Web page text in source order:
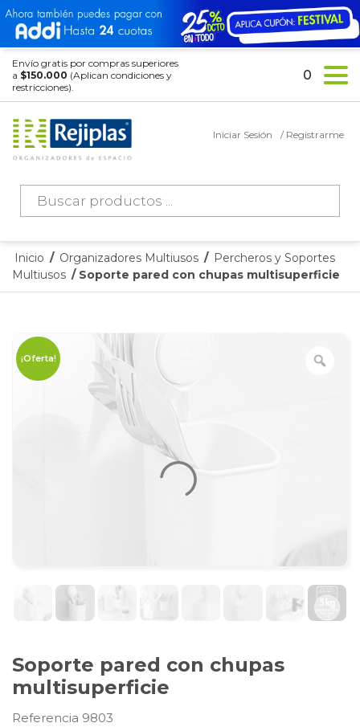
Envío gratis por compras superiores
a $150.000 (Aplican condiciones y
restricciones).
Búsqueda
productos
Iniciar Sesión / Registrarme
0
Inicio / Organizadores Multiusos / Percheros y Soportes
Multiusos / Soporte pared con chupas multisuperficie
¡Oferta!
Soporte pared con chupas
multisuperficie
Referencia 9803